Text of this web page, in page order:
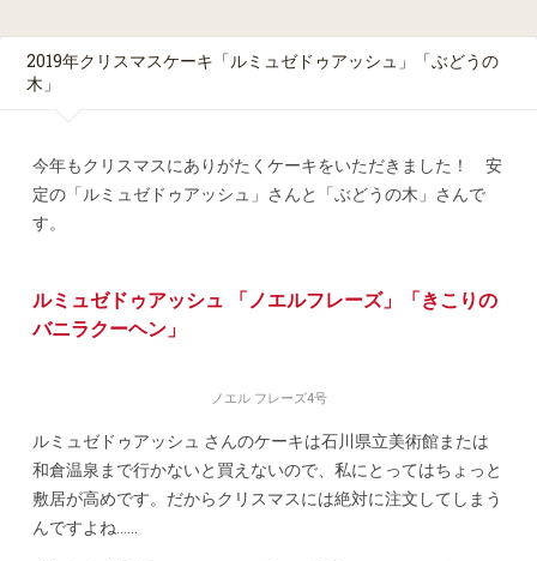
2019年クリスマスケーキ「ルミュゼドゥアッシュ」「ぶどうの
木」
今年もクリスマスにありがたくケーキをいただきました！ 安
定の「ルミュゼドゥアッシュ」さんと「ぶどうの木」さんで
す。
ルミュゼドゥアッシュ 「ノエルフレーズ」「きこりの
バニラクーヘン」
ノエル フレーズ4号
ルミュゼドゥアッシュ さんのケーキは石川県立美術館または
和倉温泉まで行かないと買えないので、私にとってはちょっと
敷居が高めです。だからクリスマスには絶対に注文してしまう
んですよね……